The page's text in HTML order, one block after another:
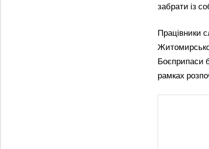
забрати із
Працівники
Боєприпаси
рамках